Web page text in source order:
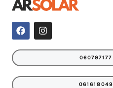
F
a
c
e
o
o
I
n
s
t
g
r
060797177
061618049